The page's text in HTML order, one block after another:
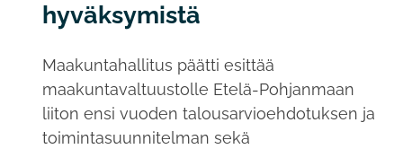
hyväksymistä
Maakuntahallitus päätti esittää
maakuntavaltuustolle Etelä-Pohjanmaan
liiton ensi vuoden talousarvioehdotuksen ja
toimintasuunnitelman sekä